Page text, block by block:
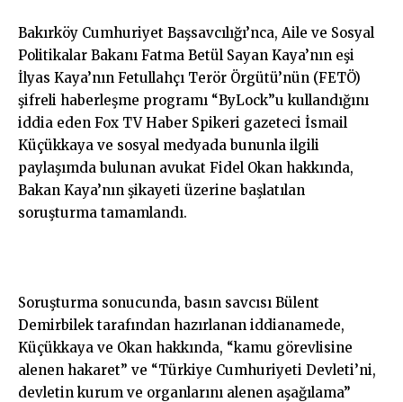
Bakırköy Cumhuriyet Başsavcılığı’nca, Aile ve Sosyal
Politikalar Bakanı Fatma Betül Sayan Kaya’nın eşi
İlyas Kaya’nın Fetullahçı Terör Örgütü’nün (FETÖ)
şifreli haberleşme programı “ByLock”u kullandığını
iddia eden Fox TV Haber Spikeri gazeteci İsmail
Küçükkaya ve sosyal medyada bununla ilgili
paylaşımda bulunan avukat Fidel Okan hakkında,
Bakan Kaya’nın şikayeti üzerine başlatılan
soruşturma tamamlandı.
Soruşturma sonucunda, basın savcısı Bülent
Demirbilek tarafından hazırlanan iddianamede,
Küçükkaya ve Okan hakkında, “kamu görevlisine
alenen hakaret” ve “Türkiye Cumhuriyeti Devleti’ni,
devletin kurum ve organlarını alenen aşağılama”